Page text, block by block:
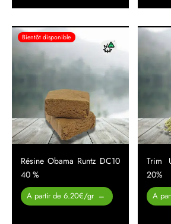
200.00 €
Bientôt disponible
Résine Obama Runtz DC10
40 %
A partir de 6.20€/gr –
Plage de
prix :
Trim
20%
A